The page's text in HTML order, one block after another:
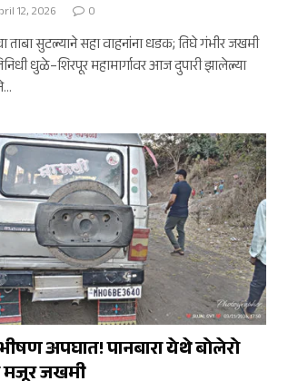
12, 2026 0
सुटल्याने सहा वाहनांना धडक; तिघे गंभीर जखमी
धुळे–शिरपूर महामार्गावर आज दुपारी झालेल्या
अपघात! पानबारा येथे बोलेरो